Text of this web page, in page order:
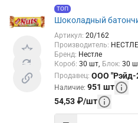
ТОП
Шоколадный
Артикул: 20/162
Производитель:
Бренд: Нестле
Короб: 30 шт Блок: 30
Продавец: ООО "Рэйд-
Наличие: 951 шт
54,53 ₽/шт